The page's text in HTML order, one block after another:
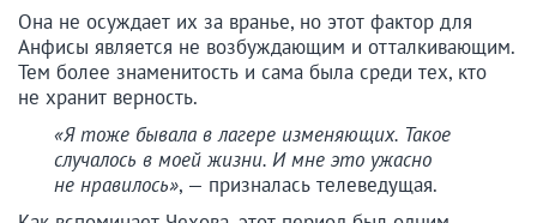
Она не осуждает их за вранье, но этот фактор для
Анфисы является не возбуждающим и отталкивающим.
Тем более знаменитость и сама была среди тех, кто
не хранит верность.
«Я тоже бывала в лагере изменяющих. Такое
случалось в моей жизни. И мне это ужасно
не нравилось», — призналась телеведущая.